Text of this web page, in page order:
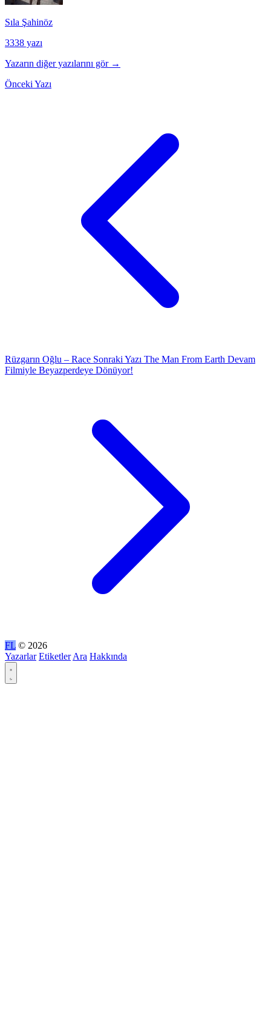
Sıla Şahinöz
3338 yazı
Yazarın diğer yazılarını gör →
Önceki Yazı
Rüzgarın Oğlu – Race Sonraki Yazı The Man From Earth Devam
Filmiyle Beyazperdeye Dönüyor!
FL © 2026
Yazarlar Etiketler Ara Hakkında